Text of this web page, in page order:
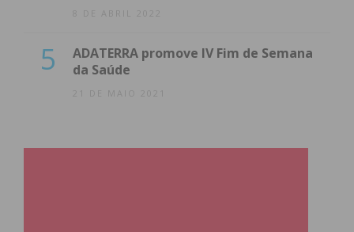
8 DE ABRIL 2022
5
ADATERRA promove IV Fim de Semana
da Saúde
21 DE MAIO 2021